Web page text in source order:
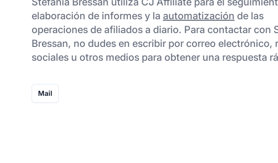
elaboración de informes y la automatización de las
operaciones de afiliados a diario. Para contactar con
Bressan, no dudes en escribir por correo electrónico,
sociales u otros medios para obtener una respuesta
Mail